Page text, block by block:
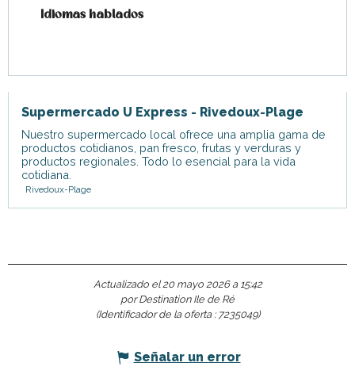
Idiomas hablados
Idiomas hablados
Supermercado U Express - Rivedoux-Plage
Nuestro supermercado local ofrece una amplia gama de
productos cotidianos, pan fresco, frutas y verduras y
productos regionales. Todo lo esencial para la vida
cotidiana.
Rivedoux-Plage
Actualizado el 20 mayo 2026 a 15:42
por Destination Ile de Ré
(Identificador de la oferta : 7235049)
Señalar un error